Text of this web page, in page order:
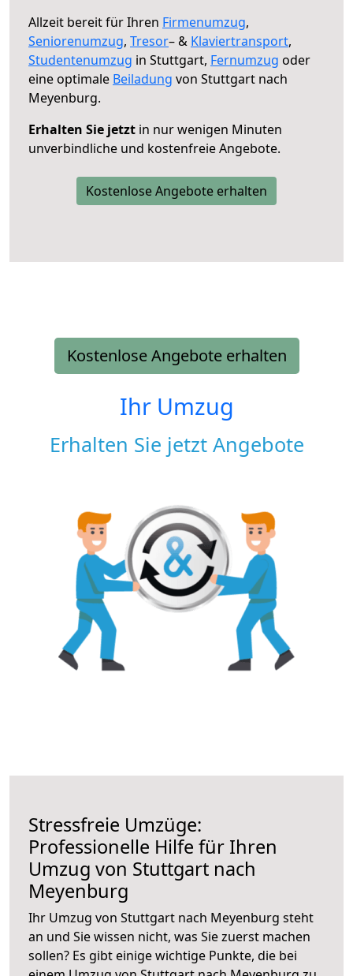
Allzeit bereit für Ihren Firmenumzug,
Seniorenumzug, Tresor– & Klaviertransport,
Studentenumzug in Stuttgart, Fernumzug oder
eine optimale Beiladung von Stuttgart nach
Meyenburg.
Erhalten Sie jetzt in nur wenigen Minuten
unverbindliche und kostenfreie Angebote.
Kostenlose Angebote erhalten
Kostenlose Angebote erhalten
Ihr Umzug
Erhalten Sie jetzt Angebote
Stressfreie Umzüge:
Professionelle Hilfe für Ihren
Umzug von Stuttgart nach
Meyenburg
Ihr Umzug von Stuttgart nach Meyenburg steht
an und Sie wissen nicht, was Sie zuerst machen
sollen? Es gibt einige wichtige Punkte, die bei